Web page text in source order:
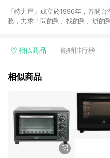
「特力屋」成立於1996年，首開
務，力求「問的到、找的到、辦的
客找到居家修繕、佈置或裝潢時所
等各方面進行整合，提升服務質感
結帳流程(Easy to buy)、每次到
發與靈感(Exciting experience)，
最佳解決方案，以創造優質居家環
造幸福家園時的優先選擇。
相似商品 熱銷排行榜
相似商品